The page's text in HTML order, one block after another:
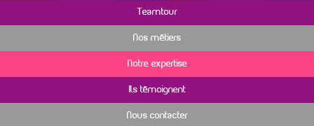
Teamtour
Nos métiers
Notre expertise
Ils témoignent
Nous contacter